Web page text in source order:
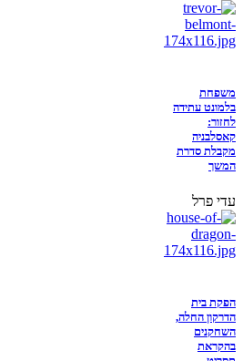
משפחת
בלמונט עתידה
לחזור:
קאסלבניה
מקבלת סדרת
המשך
עדי פרל
הפקת בית
הדרקון החלה,
השחקנים
בהקראת